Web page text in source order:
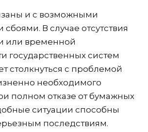
и с возможными
В случае отсутствия
или временной
государственных систем
столкнуться с проблемой
необходимого
полном отказе от бумажных
ситуации способны
последствиям.